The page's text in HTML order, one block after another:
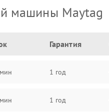
машины Maytag
Гарантия
1 год
1 год